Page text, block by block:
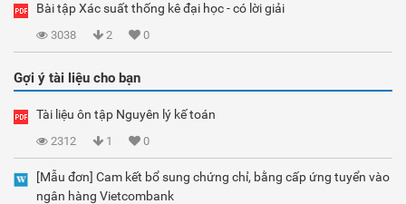
Bài tập Xác suất thống kê đại học - có lời giải
3038 2 0
Gợi ý tài liệu cho bạn
Tài liệu ôn tập Nguyên lý kế toán
2312 1 0
[Mẫu đơn] Cam kết bổ sung chứng chỉ, bằng cấp ứng tuyển vào
ngân hàng Vietcombank